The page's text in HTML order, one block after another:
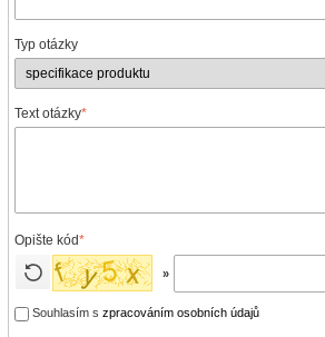
Typ otázky
Text otázky*
Opište kód*
»
Souhlasím s zpracováním osobních údajů